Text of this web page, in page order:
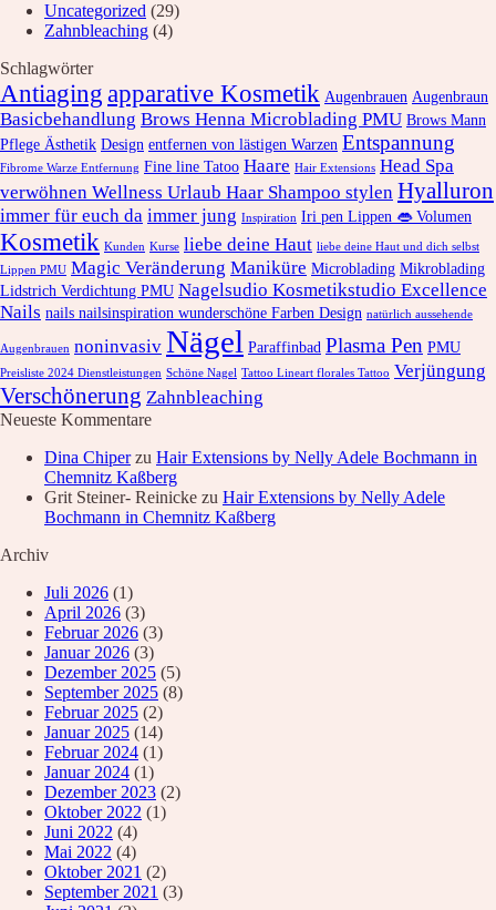
Uncategorized (29)
Zahnbleaching (4)
Schlagwörter
Antiagingapparative Kosmetik Augenbrauen Augenbraun
Basicbehandlung Brows Henna Microblading PMU Brows Mann
Pflege Ästhetik Design entfernen von lästigen Warzen Entspannung
Fibrome Warze Entfernung Fine line Tatoo Haare Hair Extensions Head Spa
verwöhnen Wellness Urlaub Haar Shampoo stylen Hyalluron
immer für euch da immer jung Inspiration Iri pen Lippen 👄 Volumen
Kosmetik Kunden Kurse liebe deine Haut liebe deine Haut und dich selbst
Lippen PMU Magic Veränderung Maniküre Microblading Mikroblading
Lidstrich Verdichtung PMU Nagelsudio Kosmetikstudio Excellence
Nails nails nailsinspiration wunderschöne Farben Design natürlich aussehende
Augenbrauen noninvasiv Nägel Paraffinbad Plasma Pen PMU
Preisliste 2024 Dienstleistungen Schöne Nagel Tattoo Lineart florales Tattoo Verjüngung
Verschönerung Zahnbleaching
Neueste Kommentare
Dina Chiperzu Hair Extensions by Nelly Adele Bochmann in
Chemnitz Kaßberg
Grit Steiner- Reinicke zu Hair Extensions by Nelly Adele
Bochmann in Chemnitz Kaßberg
Archiv
Juli 2026 (1)
April 2026 (3)
Februar 2026 (3)
Januar 2026 (3)
Dezember 2025 (5)
September 2025 (8)
Februar 2025 (2)
Januar 2025 (14)
Februar 2024 (1)
Januar 2024 (1)
Dezember 2023 (2)
Oktober 2022 (1)
Juni 2022 (4)
Mai 2022 (4)
Oktober 2021 (2)
September 2021 (3)